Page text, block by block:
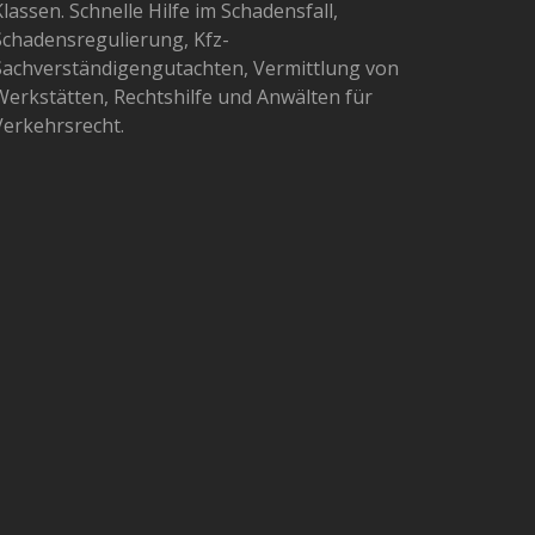
Schnelle Hilfe im Schadensfall,
Kfz-
Vermittlung von
Rechtshilfe und Anwälten für